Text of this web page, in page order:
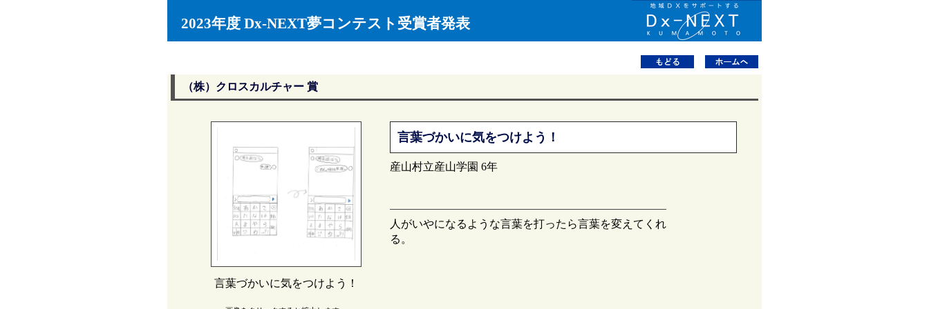
2023年度 Dx-NEXT夢コンテスト受賞者発表
（株）クロスカルチャー 賞
言葉づかいに気をつけよう！
言葉づかいに気をつけよう！
産山村立産山学園 6年
人がいやになるような言葉を打ったら言葉を変えてくれ
る。